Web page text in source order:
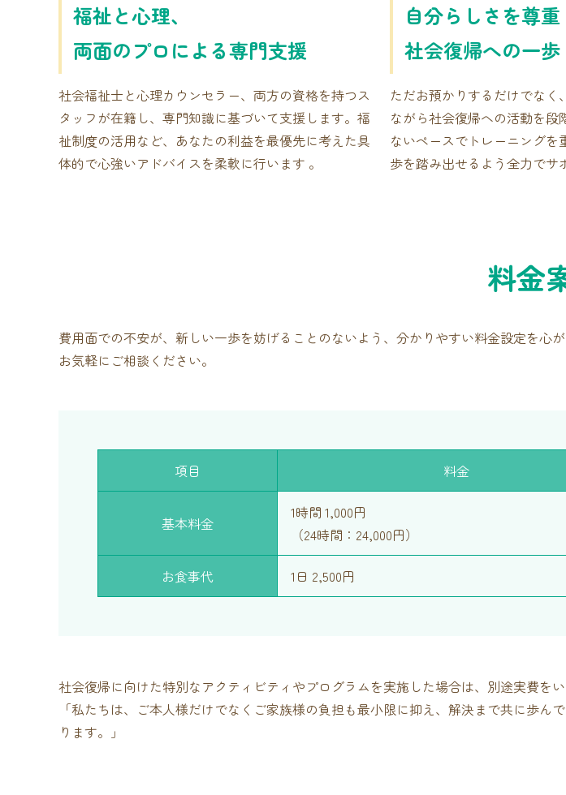
福祉と心理、
両面のプロによる専門支援
社会福祉士と心理カウンセラー、両方の資格を持つス
タッフが在籍し、専門知識に基づいて支援します。福
祉制度の活用など、あなたの利益を最優先に考えた具
体的で心強いアドバイスを柔軟に行います 。
自分らしさを尊重
社会復帰への一歩
ただお預かりするだけでなく
ながら社会復帰への活動を段
ないペースでトレーニングを
歩を踏み出せるよう全力でサ
料金
費用面での不安が、新しい一歩を妨げることのないよう、分かりやすい料金設定を
お気軽にご相談ください。
項目 料金
基本料金
1時間 1,000円
（24時間：24,000円）
お食事代 1日 2,500円
社会復帰に向けた特別なアクティビティやプログラムを実施した場合は、別途実費をい
「私たちは、ご本人様だけでなくご家族様の負担も最小限に抑え、解決まで共に歩
ります。」